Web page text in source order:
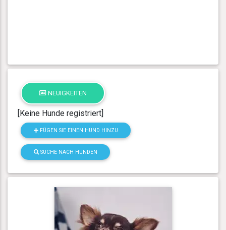
NEUIGKEITEN
[Keine Hunde registriert]
FÜGEN SIE EINEN HUND HINZU
SUCHE NACH HUNDEN